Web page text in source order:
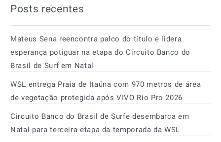
Posts recentes
Mateus Sena reencontra palco do título e lidera
esperança potiguar na etapa do Circuito Banco do
Brasil de Surf em Natal
WSL entrega Praia de Itaúna com 970 metros de área
de vegetação protegida após VIVO Rio Pro 2026
Circuito Banco do Brasil de Surfe desembarca em
Natal para terceira etapa da temporada da WSL